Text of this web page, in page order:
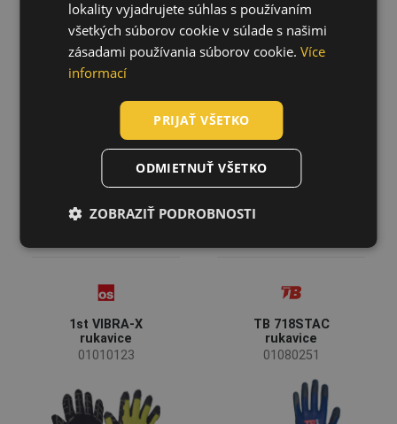
11 12
(5) (4)
(1)
FF FLICKER
LIGHT rukavice
01080333
ELSEC 5 class0
1 kV
1st VIBRA-X
rukavice
01010123
TB 718STAC
rukavice
01080251
SLOVAK
ROMANIAN
LATVIAN
SPANISH
lokality vyjadrujete súhlas s používaním
všetkých súborov cookie v súlade s našimi
zásadami používania súborov cookie. Více
informací
PRIJAŤ VŠETKO
ODMIETNUŤ VŠETKO
ZOBRAZIŤ PODROBNOSTI